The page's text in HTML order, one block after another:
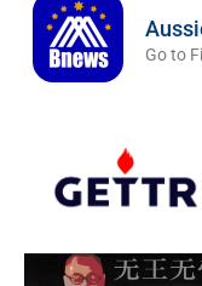
Go to